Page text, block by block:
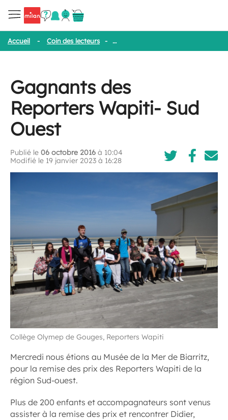
Accueil - Coin des lecteurs - Gagnants des Reporters Wapiti- Sud
Gagnants des
Reporters Wapiti- Sud
Ouest
Publié le 06 octobre 2016 à 10:04
Modifié le 19 janvier 2023 à 16:28
Collège Olymep de Gouges, Reporters Wapiti
Mercredi nous étions au Musée de la Mer de Biarritz,
pour la remise des prix des Reporters Wapiti de la
région Sud-ouest.
Plus de 200 enfants et accompagnateurs sont venus
assister à la remise des prix et rencontrer Didier,